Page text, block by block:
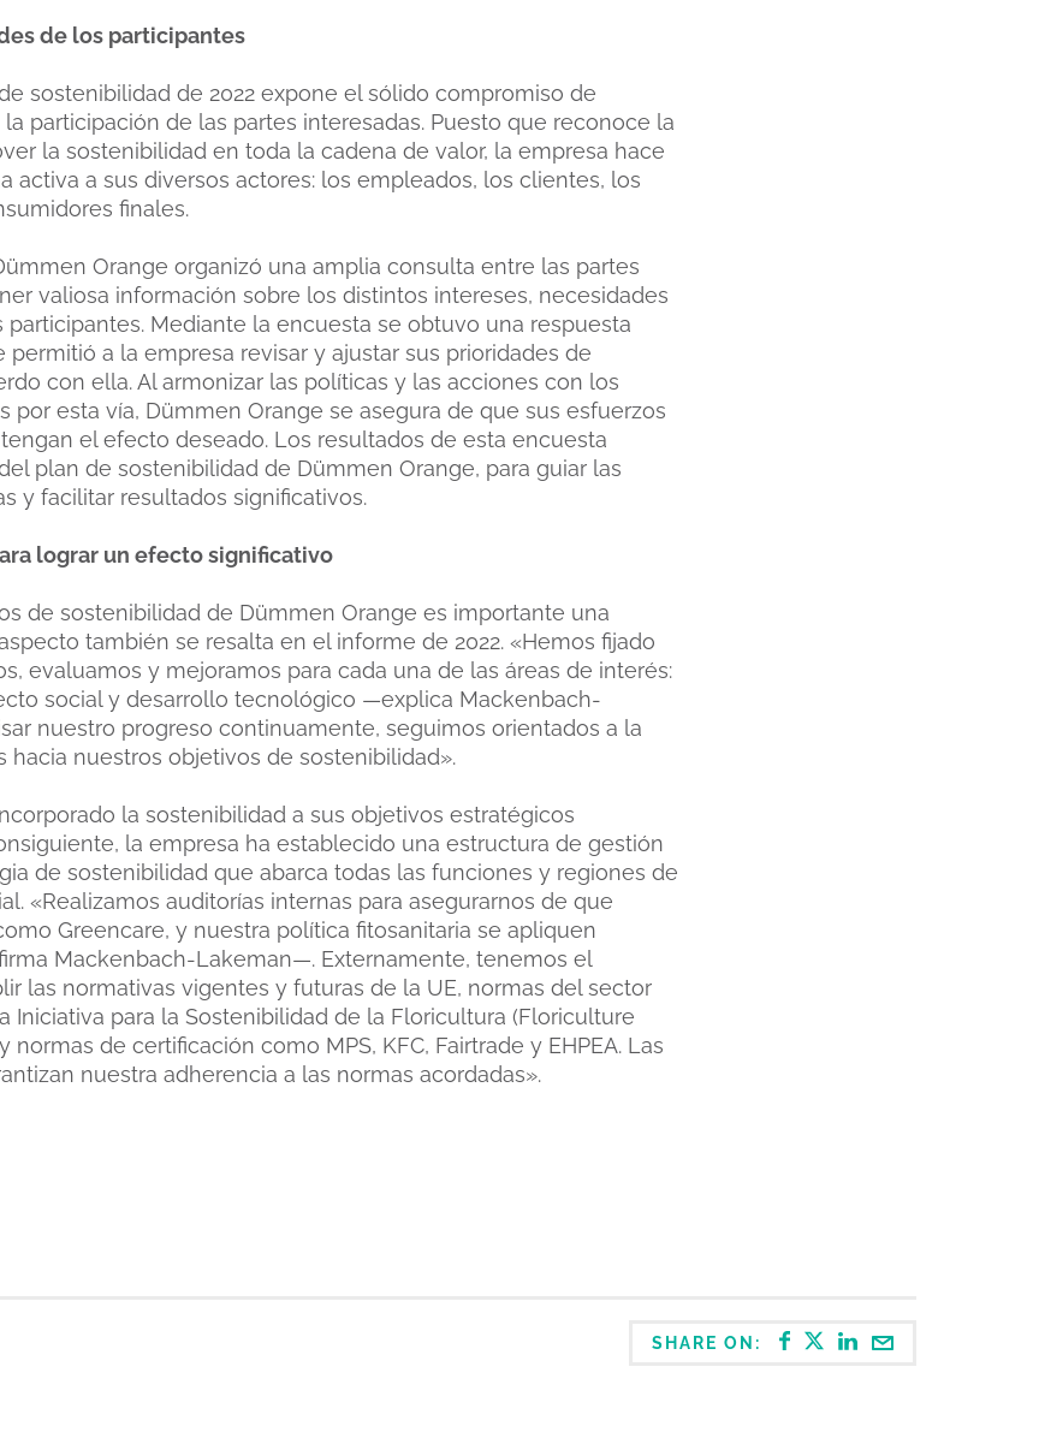
de los participantes
sostenibilidad de 2022 expone el sólido compromiso de
participación de las partes interesadas. Puesto que reconoce la
la sostenibilidad en toda la cadena de valor, la empresa hace
activa a sus diversos actores: los empleados, los clientes, los
finales.
Orange organizó una amplia consulta entre las partes
valiosa información sobre los distintos intereses, necesidades
Mediante la encuesta se obtuvo una respuesta
permitió a la empresa revisar y ajustar sus prioridades de
con ella. Al armonizar las políticas y las acciones con los
por esta vía, Dümmen Orange se asegura de que sus esfuerzos
el efecto deseado. Los resultados de esta encuesta
plan de sostenibilidad de Dümmen Orange, para guiar las
y facilitar resultados significativos.
lograr un efecto significativo
de sostenibilidad de Dümmen Orange es importante una
también se resalta en el informe de 2022. «Hemos fijado
evaluamos y mejoramos para cada una de las áreas de interés:
social y desarrollo tecnológico —explica Mackenbach-
nuestro progreso continuamente, seguimos orientados a la
hacia nuestros objetivos de sostenibilidad».
la sostenibilidad a sus objetivos estratégicos
la empresa ha establecido una estructura de gestión
de sostenibilidad que abarca todas las funciones y regiones de
«Realizamos auditorías internas para asegurarnos de que
Greencare, y nuestra política fitosanitaria se apliquen
Mackenbach-Lakeman—. Externamente, tenemos el
las normativas vigentes y futuras de la UE, normas del sector
Iniciativa para la Sostenibilidad de la Floricultura (Floriculture
normas de certificación como MPS, KFC, Fairtrade y EHPEA. Las
nuestra adherencia a las normas acordadas».
SHARE ON: